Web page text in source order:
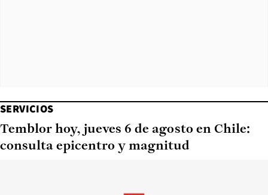
SERVICIOS
Temblor hoy, jueves 6 de agosto en Chile:
consulta epicentro y magnitud